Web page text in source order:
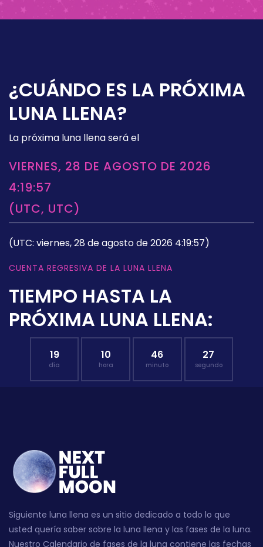
¿CUÁNDO ES LA PRÓXIMA
LUNA LLENA?
La próxima luna llena será el
VIERNES, 28 DE AGOSTO DE 2026
4:19:57
(UTC, UTC)
(UTC: viernes, 28 de agosto de 2026 4:19:57)
CUENTA REGRESIVA DE LA LUNA LLENA
TIEMPO HASTA LA
PRÓXIMA LUNA LLENA:
19
día
10
hora
46
minuto
26
segundo
Siguiente luna llena es un sitio dedicado a todo lo que
usted quería saber sobre la luna llena y las fases de la luna.
Nuestro Calendario de fases de la luna contiene las fechas